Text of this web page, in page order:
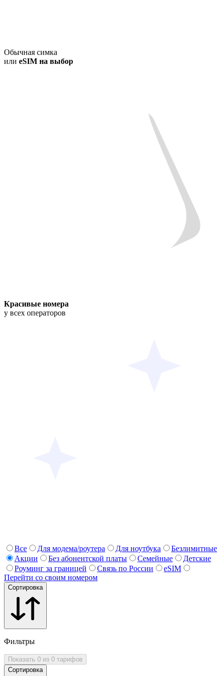
Обычная симка
или eSIM на выбор
Красивые номера
у всех операторов
Все Для модема/роутера Для ноутбука
Безлимитные
Акции
Без абонентской платы Семейные
Детские
Роуминг за границей
Связь по России
eSIM
Перейти со своим номером
Сортировка
Фильтры
Показать 0 из 0 тарифов
Сортировка